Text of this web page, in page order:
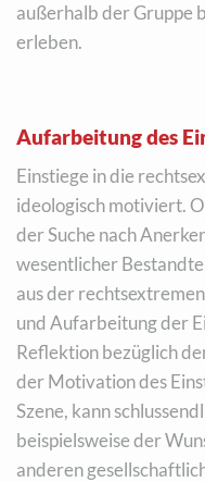
außerhalb der Gruppe
erleben.
Aufarbeitung des
Einstiege in die
ideologisch motiviert.
der Suche nach
wesentlicher
aus der
und Aufarbeitung der
Reflektion bezüglich
der Motivation des
Szene, kann
beispielsweise der
anderen